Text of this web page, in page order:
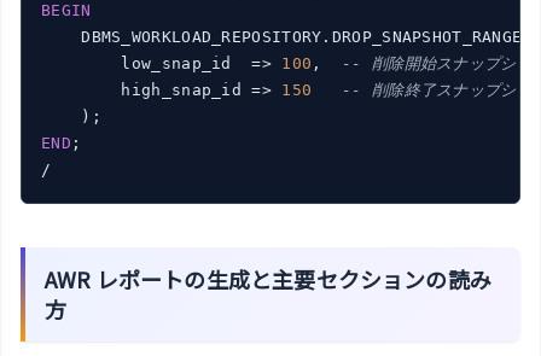
BEGIN
    DBMS_WORKLOAD_REPOSITORY.DROP_SNAPSHOT_RANGE(
        low_snap_id  =>
100 ,
-- 削除開始スナップショ
        high_snap_id =>
150
-- 削除終了スナップショ
END ;
AWR レポートの生成と主要セクションの読み
方